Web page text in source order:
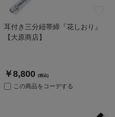
耳付き三分紐帯締『花しおり』
【大原商店】
￥8,800 (税込)
この商品をコーデする